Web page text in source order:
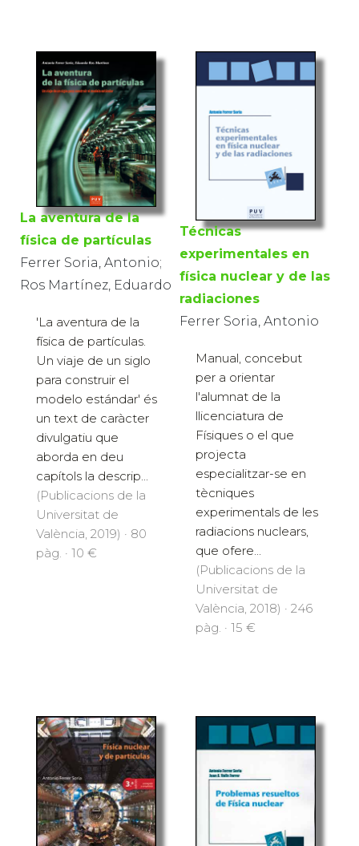
La aventura de la
física de partículas
Ferrer Soria, Antonio;
Ros Martínez, Eduardo
'La aventura de la
física de partículas.
Un viaje de un siglo
para construir el
modelo estándar' és
un text de caràcter
divulgatiu que
aborda en deu
capítols la descrip...
(Publicacions de la
Universitat de
València, 2019) · 80
pàg. · 10 €
Técnicas
experimentales en
física nuclear y de las
radiaciones
Ferrer Soria, Antonio
Manual, concebut
per a orientar
l'alumnat de la
llicenciatura de
Físiques o el que
projecta
especialitzar-se en
tècniques
experimentals de les
radiacions nuclears,
que ofere...
(Publicacions de la
Universitat de
València, 2018) · 246
pàg. · 15 €